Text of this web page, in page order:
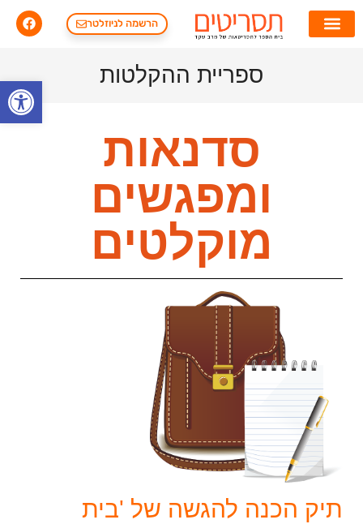
פתח
הרשמה לניוזלטר
ספריית ההקלטות
סדנאות
ומפגשים
מוקלטים
תיק הכנה להגשה של 'בית